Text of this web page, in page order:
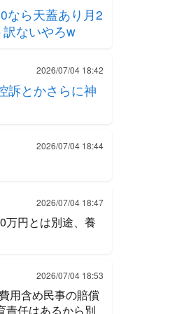
なら天蓋あり月2
ないやろw
2026/07/04 18:42
訴とかさらに神
2026/07/04 18:44
2026/07/04 18:47
万円とは別途、養
2026/07/04 18:53
用含め民事の賠償
責任はあるから別